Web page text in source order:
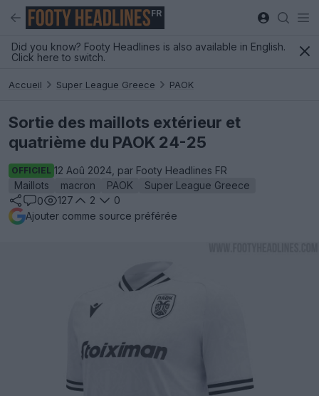
FR
Did you know? Footy Headlines is also available in English.
Click here to switch.
Accueil Super League Greece PAOK
Sortie des maillots extérieur et
quatrième du PAOK 24-25
OFFICIEL 12 Aoû 2024, par Footy Headlines FR
Maillots
macron PAOK
Super League Greece
0
127 2
0
Ajouter comme source préférée